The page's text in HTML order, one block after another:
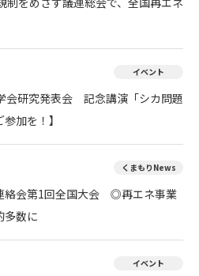
イベント
会研究発表会 記念講演「シカ問題
加を！】
くまもりNews
絡会第1回全国大会 ◎再エネ事業
多数に
イベント